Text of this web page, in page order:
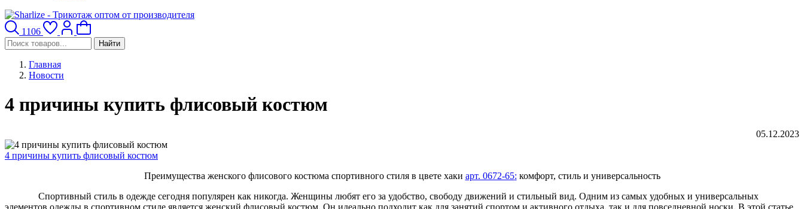
1106
Найти
Главная
Новости
4 причины купить флисовый костюм
05.12.2023
4 причины купить флисовый костюм
Преимущества женского флисового костюма спортивного стиля в цвете хаки арт. 0672-65: комфорт, стиль и универсальность
Спортивный стиль в одежде сегодня популярен как никогда. Женщины любят его за удобство, свободу движений и стильный вид. Одним из самых удобных и универсальных
элементов одежды в спортивном стиле является женский флисовый костюм. Он идеально подходит как для занятий спортом и активного отдыха, так и для повседневной носки. В этой статье